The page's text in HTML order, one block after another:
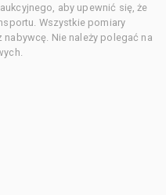
aby upewnić się, że
Wszystkie pomiary
Nie należy polegać na